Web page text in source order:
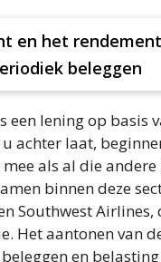
en het
beleggen
een lening op basis
achter laat,
als al die andere
binnen deze
Southwest Airlines,
Het aantonen van
en